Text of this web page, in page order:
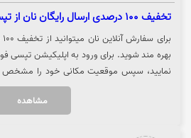
تخفیف 100 درصدی ارسال رایگان نان از تپسی فود
بهره مند شوید. برای ورود به اپلیکیشن تپسی
نمایید، سپس موقعیت مکانی خود را مشخص
مشاهده